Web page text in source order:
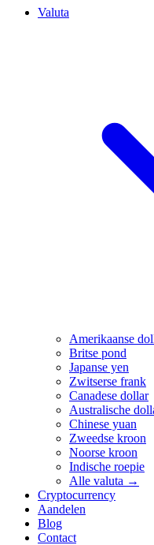
Valuta
Amerikaanse
Britse pond
Japanse yen
Zwitserse frank
Canadese dollar
Australische
Chinese yuan
Zweedse kroon
Noorse kroon
Indische roepie
Alle valuta →
Cryptocurrency
Aandelen
Blog
Contact